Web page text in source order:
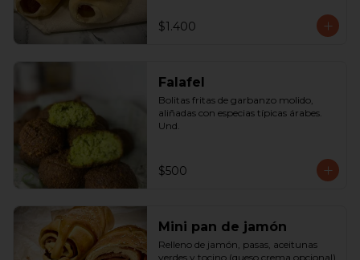
$1.400
Falafel
Bolitas fritas de garbanzo molido,
aliñadas con especias típicas árabes.
Und.
$500
Mini pan de jamón
Relleno de jamón, pasas, aceitunas
verdes y tocino (queso crema opcional)